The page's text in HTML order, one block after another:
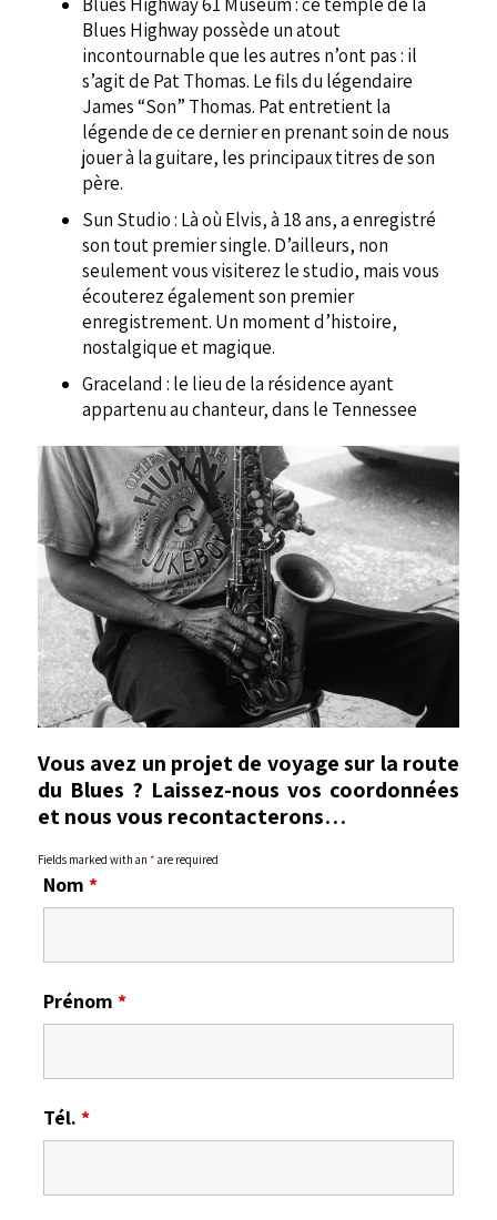
Blues Highway possède un atout
incontournable que les autres n’ont pas : il
s’agit de Pat Thomas. Le fils du légendaire
James “Son” Thomas. Pat entretient la
légende de ce dernier en prenant soin de nous
jouer à la guitare, les principaux titres de son
père.
Sun Studio : Là où Elvis, à 18 ans, a enregistré
son tout premier single. D’ailleurs, non
seulement vous visiterez le studio, mais vous
écouterez également son premier
enregistrement. Un moment d’histoire,
nostalgique et magique.
Graceland : le lieu de la résidence ayant
appartenu au chanteur, dans le Tennessee
Vous avez un projet de voyage sur la route
du Blues ? Laissez-nous vos coordonnées
et nous vous recontacterons…
Fields marked with an * are required
Nom *
Prénom *
Tél. *